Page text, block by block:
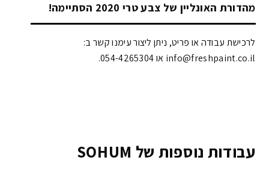
מהדורת האונליין של צבע טרי 2020 הסתיימה!
לרכישת עבודה או פריט, ניתן ליצור עימנו קשר ב:
info@freshpaint.co.il‏ או 054-4265304.
עבודות נוספות של SOHUM